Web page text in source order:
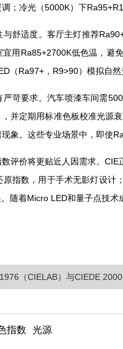
；冷光（5000K）下
适度。客厅主灯推荐
宜用Ra85+2700K低色温，
Ra97+，R9>90）模拟自然光环
苛要求。汽车喷漆车间需
，并定期用标准色板校准光源衰
象。这些专业场景中，即
评价将更贴近人因需求。
数，用于手术无影灯设
。随着Micro LED和量子点技术
（CIELAB）与CIEDE
指数 光源